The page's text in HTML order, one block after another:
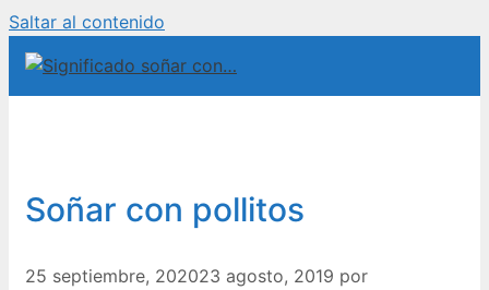
Saltar al contenido
Soñar con pollitos
25 septiembre, 202023 agosto, 2019 por